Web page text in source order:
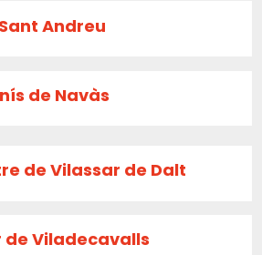
Andreu
de Navàs
de Vilassar de Dalt
de Viladecavalls